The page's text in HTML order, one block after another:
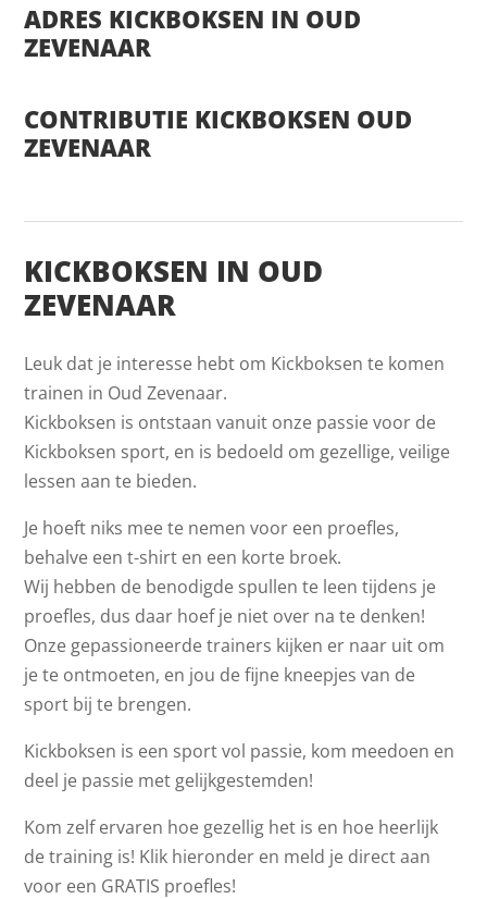
ADRES KICKBOKSEN IN OUD
ZEVENAAR
CONTRIBUTIE KICKBOKSEN OUD
ZEVENAAR
KICKBOKSEN IN OUD
ZEVENAAR
Leuk dat je interesse hebt om Kickboksen te komen
trainen in Oud Zevenaar.
Kickboksen is ontstaan vanuit onze passie voor de
Kickboksen sport, en is bedoeld om gezellige, veilige
lessen aan te bieden.
Je hoeft niks mee te nemen voor een proefles,
behalve een t-shirt en een korte broek.
Wij hebben de benodigde spullen te leen tijdens je
proefles, dus daar hoef je niet over na te denken!
Onze gepassioneerde trainers kijken er naar uit om
je te ontmoeten, en jou de fijne kneepjes van de
sport bij te brengen.
Kickboksen is een sport vol passie, kom meedoen en
deel je passie met gelijkgestemden!
Kom zelf ervaren hoe gezellig het is en hoe heerlijk
de training is! Klik hieronder en meld je direct aan
voor een GRATIS proefles!